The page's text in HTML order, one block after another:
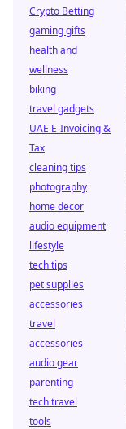
Crypto Betting
gaming gifts
health and
wellness
biking
travel gadgets
UAE E-Invoicing &
Tax
cleaning tips
photography
home decor
audio equipment
lifestyle
tech tips
pet supplies
accessories
travel
accessories
audio gear
parenting
tech travel
tools